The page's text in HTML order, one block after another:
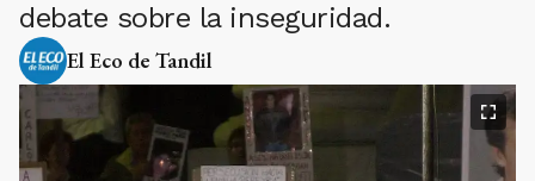
debate sobre la inseguridad.
El Eco de Tandil